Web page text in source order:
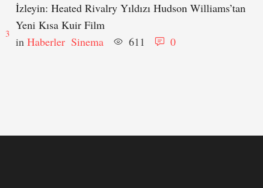
3
İzleyin: Heated Rivalry Yıldızı Hudson Williams’tan
Yeni Kısa Kuir Film
in Haberler Sinema 611 0